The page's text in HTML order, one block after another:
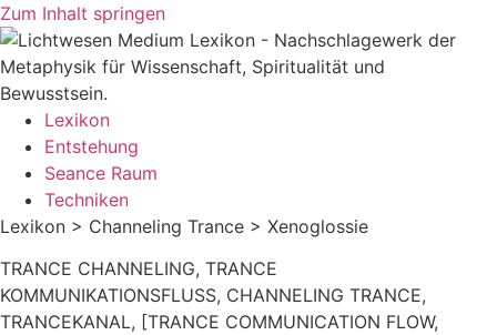
Zum Inhalt springen
Lexikon
Entstehung
Seance Raum
Techniken
Lexikon > Channeling Trance > Xenoglossie
TRANCE CHANNELING, TRANCE
KOMMUNIKATIONSFLUSS, CHANNELING TRANCE,
TRANCEKANAL, [TRANCE COMMUNICATION FLOW,